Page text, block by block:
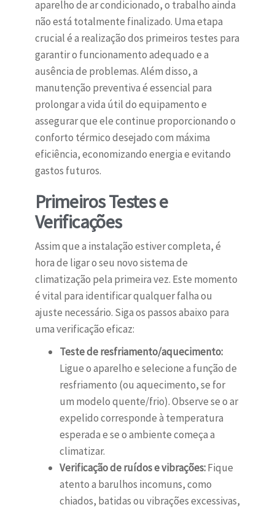
aparelho de ar condicionado, o trabalho ainda
não está totalmente finalizado. Uma etapa
crucial é a realização dos primeiros testes para
garantir o funcionamento adequado e a
ausência de problemas. Além disso, a
manutenção preventiva é essencial para
prolongar a vida útil do equipamento e
assegurar que ele continue proporcionando o
conforto térmico desejado com máxima
eficiência, economizando energia e evitando
gastos futuros.
Primeiros Testes e
Verificações
Assim que a instalação estiver completa, é
hora de ligar o seu novo sistema de
climatização pela primeira vez. Este momento
é vital para identificar qualquer falha ou
ajuste necessário. Siga os passos abaixo para
uma verificação eficaz:
Teste de resfriamento/aquecimento:
Ligue o aparelho e selecione a função de
resfriamento (ou aquecimento, se for
um modelo quente/frio). Observe se o ar
expelido corresponde à temperatura
esperada e se o ambiente começa a
climatizar.
Verificação de ruídos e vibrações:Fique
atento a barulhos incomuns, como
chiados, batidas ou vibrações excessivas,